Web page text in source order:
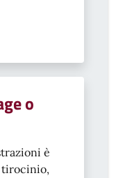
o
è
tirocinio,